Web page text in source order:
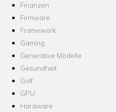
Finanzen
Firmware
Framework
Gaming
Generative Modelle
Gesundheit
Golf
GPU
Hardware